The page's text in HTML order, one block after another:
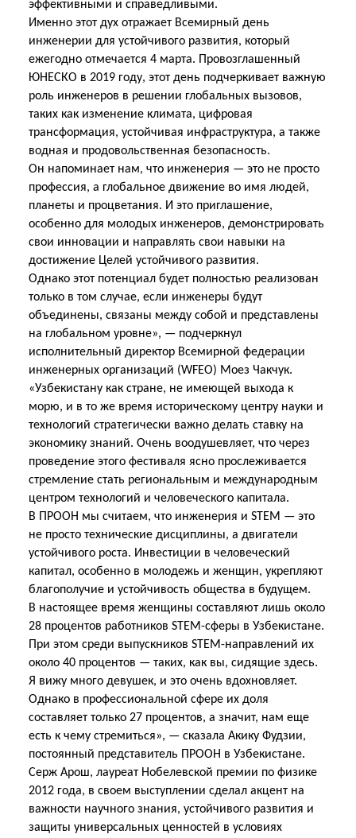
эффективными и справедливыми.
Именно этот дух отражает Всемирный день
инженерии для устойчивого развития, который
ежегодно отмечается 4 марта. Провозглашенный
ЮНЕСКО в 2019 году, этот день подчеркивает важную
роль инженеров в решении глобальных вызовов,
таких как изменение климата, цифровая
трансформация, устойчивая инфраструктура, а также
водная и продовольственная безопасность.
Он напоминает нам, что инженерия — это не просто
профессия, а глобальное движение во имя людей,
планеты и процветания. И это приглашение,
особенно для молодых инженеров, демонстрировать
свои инновации и направлять свои навыки на
достижение Целей устойчивого развития.
Однако этот потенциал будет полностью реализован
только в том случае, если инженеры будут
объединены, связаны между собой и представлены
на глобальном уровне», — подчеркнул
исполнительный директор Всемирной федерации
инженерных организаций (WFEO) Моез Чакчук.
«Узбекистану как стране, не имеющей выхода к
морю, и в то же время историческому центру науки и
технологий стратегически важно делать ставку на
экономику знаний. Очень воодушевляет, что через
проведение этого фестиваля ясно прослеживается
стремление стать региональным и международным
центром технологий и человеческого капитала.
В ПРООН мы считаем, что инженерия и STEM — это
не просто технические дисциплины, а двигатели
устойчивого роста. Инвестиции в человеческий
капитал, особенно в молодежь и женщин, укрепляют
благополучие и устойчивость общества в будущем.
В настоящее время женщины составляют лишь около
28 процентов работников STEM-сферы в Узбекистане.
При этом среди выпускников STEM-направлений их
около 40 процентов — таких, как вы, сидящие здесь.
Я вижу много девушек, и это очень вдохновляет.
Однако в профессиональной сфере их доля
составляет только 27 процентов, а значит, нам еще
есть к чему стремиться», — сказала Акику Фудзии,
постоянный представитель ПРООН в Узбекистане.
Серж Арош, лауреат Нобелевской премии по физике
2012 года, в своем выступлении сделал акцент на
важности научного знания, устойчивого развития и
защиты универсальных ценностей в условиях